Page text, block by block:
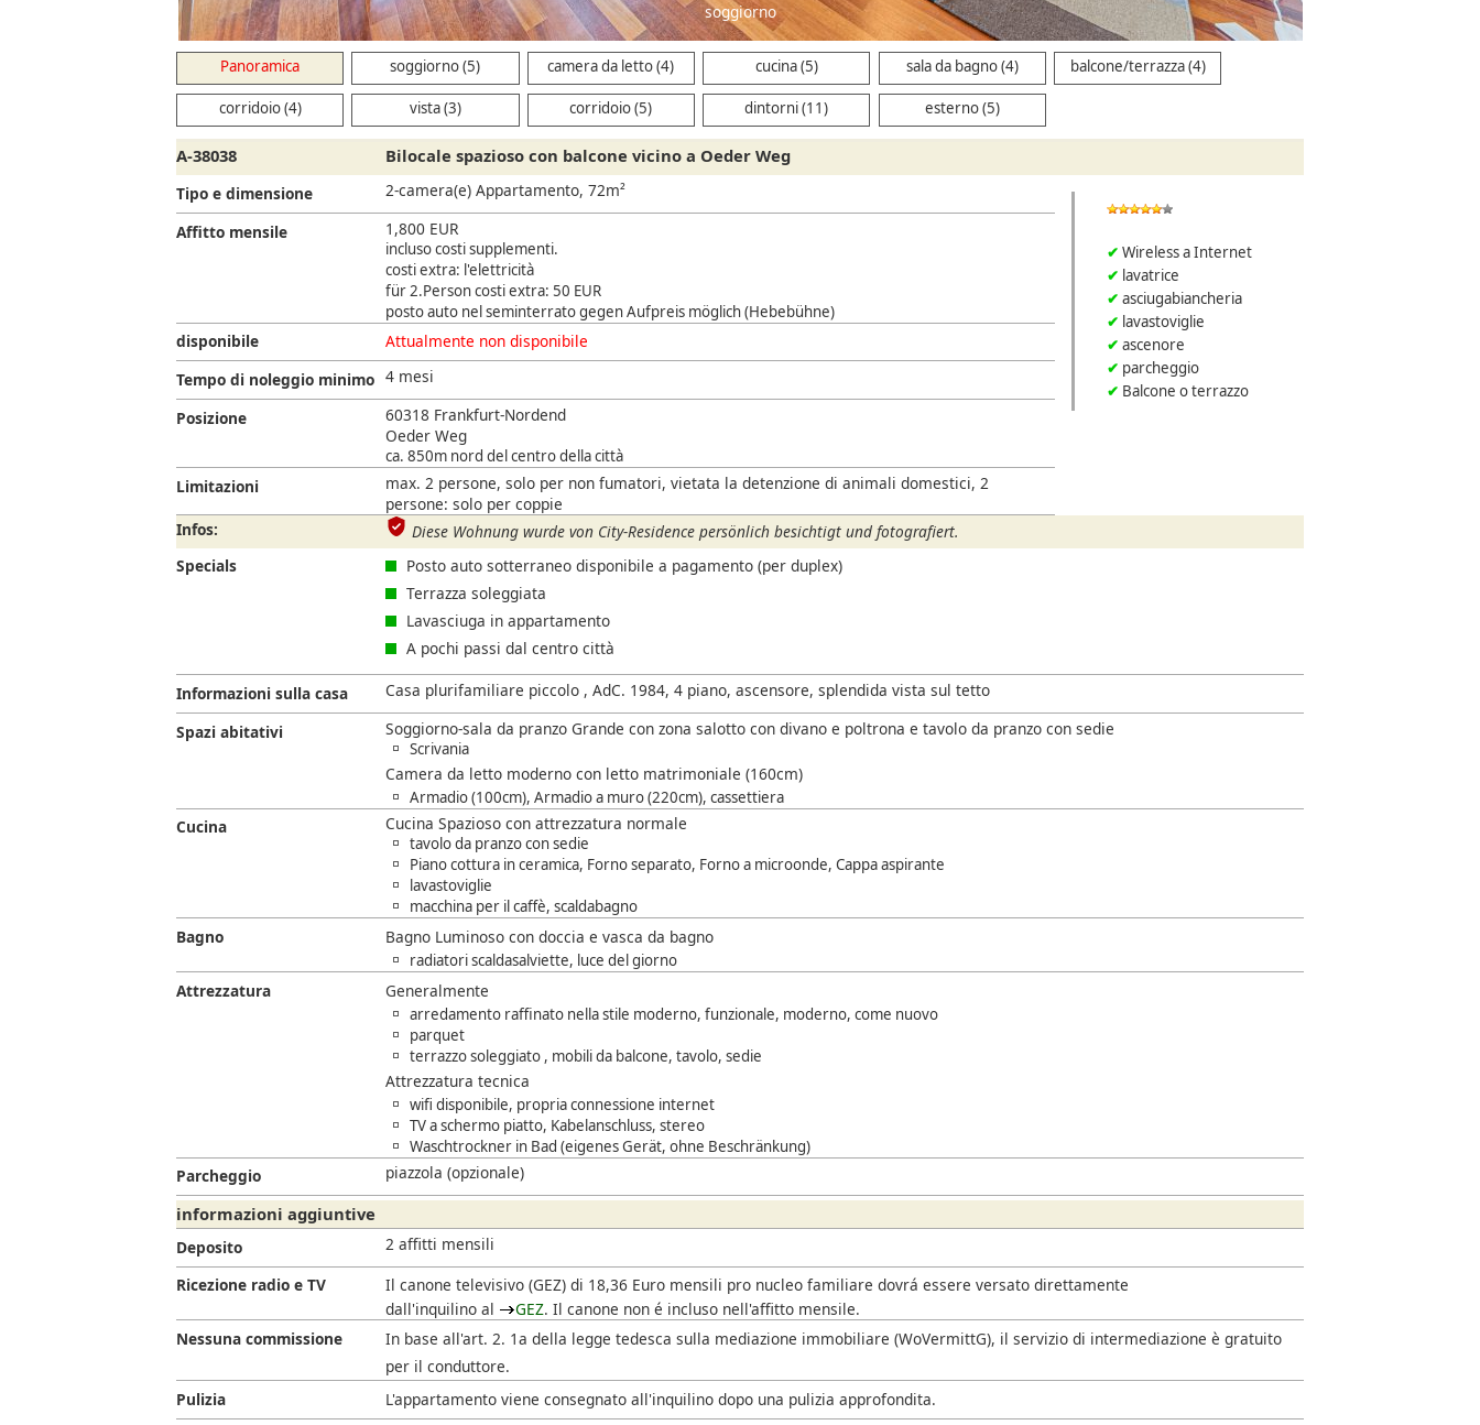
camera da letto
Panoramica soggiorno (5) camera da letto (4) cucina (5) sala da bagno (4) balcone/terrazza (4)
corridoio (4) vista (3) corridoio (5) dintorni (11) esterno (5)
A-38038 Bilocale spazioso con balcone vicino a Oeder Weg
Wireless a Internet
lavatrice
asciugabiancheria
lavastoviglie
ascenore
parcheggio
Balcone o terrazzo
Tipo e dimensione
2-camera(e) Appartamento, 72m²
Affitto mensile
1,800 EUR
incluso costi supplementi.
costi extra: l'elettricità
für 2.Person costi extra: 50 EUR
posto auto nel seminterrato gegen Aufpreis möglich (Hebebühne)
disponibile
Attualmente non disponibile
Tempo di noleggio minimo 4 mesi
Posizione
60318 Frankfurt-Nordend
Oeder Weg
ca. 850m nord del centro della città
Limitazioni
max. 2 persone, solo per non fumatori, vietata la detenzione di animali domestici, 2
persone: solo per coppie
Infos:
Diese Wohnung wurde von City-Residence persönlich besichtigt und fotografiert.
Specials
Posto auto sotterraneo disponibile a pagamento (per duplex)
Terrazza soleggiata
Lavasciuga in appartamento
A pochi passi dal centro città
Informazioni sulla casa
Casa plurifamiliare piccolo , AdC. 1984, 4 piano, ascensore, splendida vista sul tetto
Spazi abitativi
Soggiorno-sala da pranzo Grande con zona salotto con divano e poltrona e tavolo da pranzo con sedie
Scrivania
Camera da letto moderno con letto matrimoniale (160cm)
Armadio (100cm), Armadio a muro (220cm), cassettiera
Cucina Cucina Spazioso con attrezzatura normale
tavolo da pranzo con sedie
Piano cottura in ceramica, Forno separato, Forno a microonde, Cappa aspirante
lavastoviglie
macchina per il caffè, scaldabagno
Bagno Bagno Luminoso con doccia e vasca da bagno
radiatori scaldasalviette, luce del giorno
Attrezzatura Generalmente
arredamento raffinato nella stile moderno, funzionale, moderno, come nuovo
parquet
terrazzo soleggiato , mobili da balcone, tavolo, sedie
Attrezzatura tecnica
wifi disponibile, propria connessione internet
TV a schermo piatto, Kabelanschluss, stereo
Waschtrockner in Bad (eigenes Gerät, ohne Beschränkung)
Parcheggio piazzola (opzionale)
informazioni aggiuntive
Deposito
2 affitti mensili
Ricezione radio e TV
Il canone televisivo (GEZ) di 18,36 Euro mensili pro nucleo familiare dovrá essere versato direttamente
dall'inquilino al
GEZ. Il canone non é incluso nell'affitto mensile.
Nessuna commissione
In base all'art. 2. 1a della legge tedesca sulla mediazione immobiliare (WoVermittG), il servizio di intermediazione è gratuito
per il conduttore.
Pulizia
L'appartamento viene consegnato all'inquilino dopo una pulizia approfondita.